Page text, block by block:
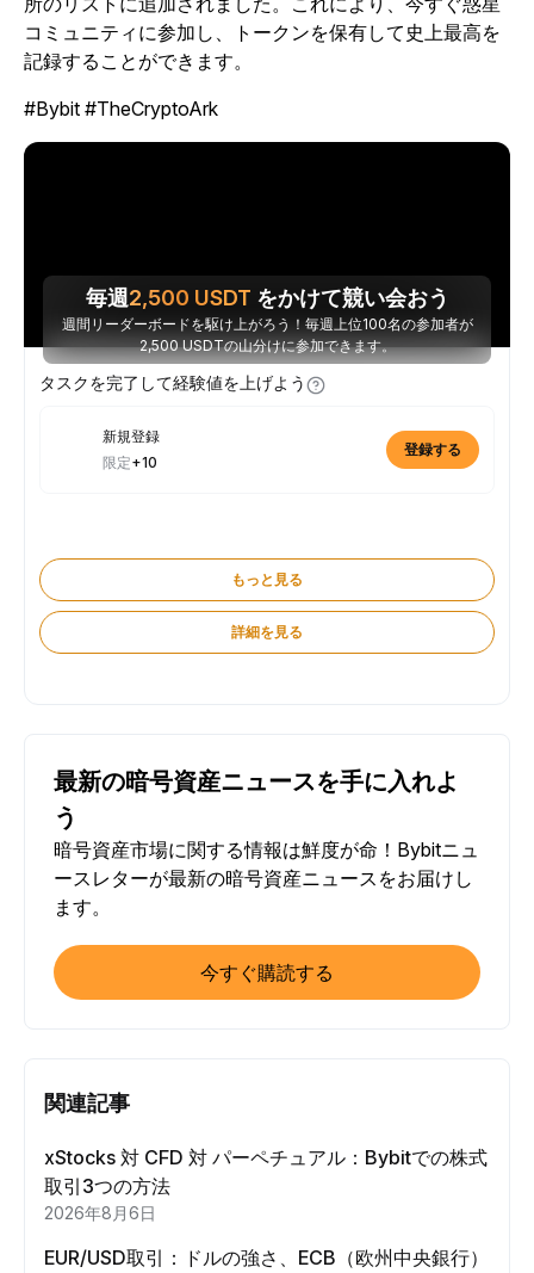
コミュニティに参加し、トークンを保有して史上最高を
記録することができます。
#Bybit #TheCryptoArk
毎週2,500 USDT をかけて競い会おう
週間リーダーボードを駆け上がろう！毎週上位100名の参加者が
2,500 USDTの山分けに参加できます。
タスクを完了して経験値を上げよう
新規登録
限定+10
登録する
もっと見る
詳細を見る
最新の暗号資産ニュースを手に入れよ
う
暗号資産市場に関する情報は鮮度が命！Bybitニュ
ースレターが最新の暗号資産ニュースをお届けし
ます。
今すぐ購読する
関連記事
xStocks 対 CFD 対 パーペチュアル：Bybitでの株式
取引3つの方法
2026年8月6日
EUR/USD取引：ドルの強さ、ECB（欧州中央銀行）